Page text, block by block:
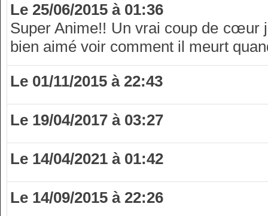
Le 25/06/2015 à 01:36
Super Anime!! Un vrai coup de cœur
bien aimé voir comment il meurt
Le 01/11/2015 à 22:43
Le 19/04/2017 à 03:27
Le 14/04/2021 à 01:42
Le 14/09/2015 à 22:26